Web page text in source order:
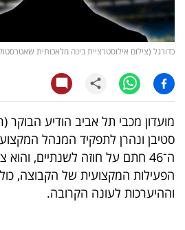
קריפטו
ויראלי
טלוויזיה
עסקי
ספורט
קריירה
ולימודים
כדורגל (צילום אילוסטרציית בינה מלאכותית
מועדון מכבי תל אביב הודיע הבוקר
סטיבן ונהרן לתפקיד המנהל
ה־46 חתם על חוזה לשנתיים,
הפעילות המקצועית של הקבוצה,
וההיערכות לעונה הקרובה.